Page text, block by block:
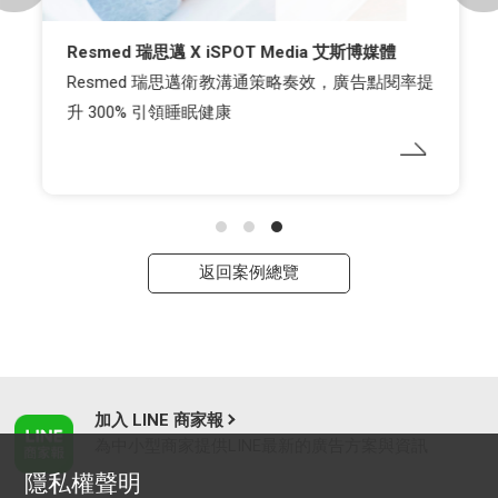
Resmed 瑞思邁 X iSPOT Media 艾斯博媒體
Resmed 瑞思邁衛教溝通策略奏效，廣告點閱率提
升 300% 引領睡眠健康
返回案例總覽
加入 LINE 商家報
隱私權聲明